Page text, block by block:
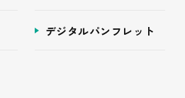
デジタルパンフレット